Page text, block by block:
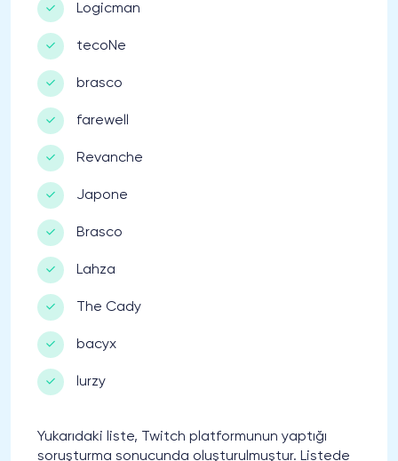
Logicman
tecoNe
brasco
farewell
Revanche
Japone
Brasco
Lahza
The Cady
bacyx
lurzy
Yukarıdaki liste, Twitch platformunun yaptığı
soruşturma sonucunda oluşturulmuştur. Listede